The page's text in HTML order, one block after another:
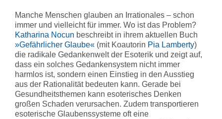
Manche Menschen glauben an Irrationales – schon
immer und vielleicht für immer. Wo ist das Problem?
Katharina Nocun beschreibt in ihrem aktuellen Buch
»Gefährlicher Glaube« (mit Koautorin Pia Lamberty)
die radikale Gedankenwelt der Esoterik und zeigt auf,
dass ein solches Gedankensystem nicht immer
harmlos ist, sondern einen Einstieg in den Ausstieg
aus der Rationalität bedeuten kann. Gerade bei
Gesundheitsthemen kann esoterisches Denken
großen Schaden verursachen. Zudem transportieren
esoterische Glaubenssysteme oft eine